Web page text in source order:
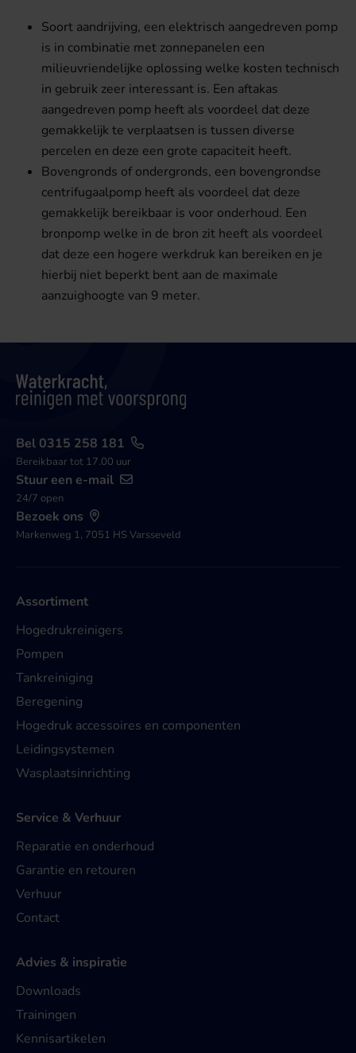
Soort aandrijving, een elektrisch aangedreven pomp
is in combinatie met zonnepanelen een
milieuvriendelijke oplossing welke kosten technisch
in gebruik zeer interessant is. Een aftakas
aangedreven pomp heeft als voordeel dat deze
gemakkelijk te verplaatsen is tussen diverse
percelen en deze een grote capaciteit heeft.
Bovengronds of ondergronds, een bovengrondse
centrifugaalpomp heeft als voordeel dat deze
gemakkelijk bereikbaar is voor onderhoud. Een
bronpomp welke in de bron zit heeft als voordeel
dat deze een hogere werkdruk kan bereiken en je
hierbij niet beperkt bent aan de maximale
aanzuighoogte van 9 meter.
Bel 0315 258 181
Bereikbaar tot 17.00 uur
Stuur een e-mail
24/7 open
Bezoek ons
Markenweg 1, 7051 HS Varsseveld
Assortiment
Hogedrukreinigers
Pompen
Tankreiniging
Beregening
Hogedruk accessoires en componenten
Leidingsystemen
Wasplaatsinrichting
Service & Verhuur
Reparatie en onderhoud
Garantie en retouren
Verhuur
Contact
Advies & inspiratie
Downloads
Trainingen
Kennisartikelen